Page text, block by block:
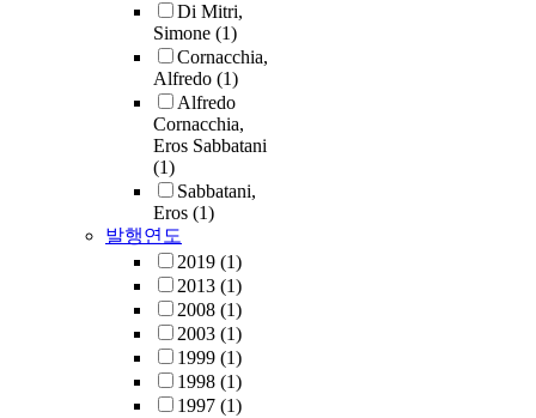
Di Mitri,
Simone (1)
Cornacchia,
Alfredo (1)
Alfredo
Cornacchia,
Eros Sabbatani
(1)
Sabbatani,
Eros (1)
발행연도
2019 (1)
2013 (1)
2008 (1)
2003 (1)
1999 (1)
1998 (1)
1997 (1)